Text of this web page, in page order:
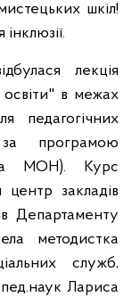
шкіл!
лекція
освіти" в межах
педагогічних
за програмою
МОН). Курс
центр закладів
Департаменту
методистка
служб,
Лариса